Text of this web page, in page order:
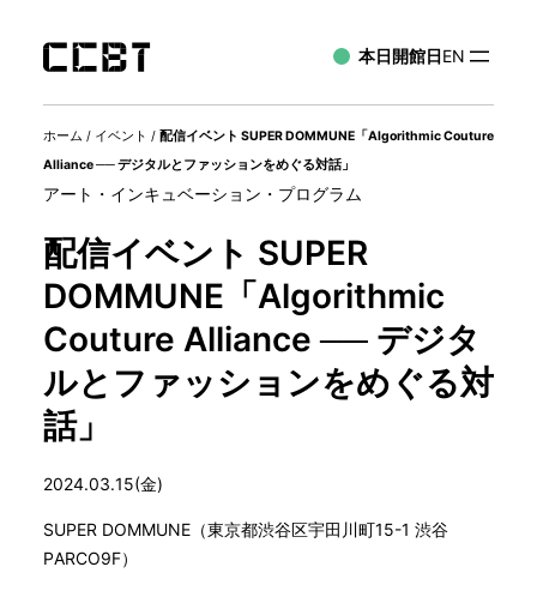
本日開館日EN
ホーム / イベント / 配信イベント SUPER DOMMUNE「Algorithmic Couture
Alliance ── デジタルとファッションをめぐる対話」
アート・インキュベーション・プログラム
配信イベント SUPER
DOMMUNE「Algorithmic
Couture Alliance ── デジタ
ルとファッションをめぐる対
話」
2024.03.15(金)
SUPER DOMMUNE（東京都渋谷区宇田川町15-1 渋谷
PARCO9F）